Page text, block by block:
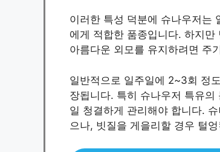
이러한 특성 덕분에 슈나우저는
에게 적합한 품종입니다. 하지
아름다운 외모를 유지하려면 주
일반적으로 일주일에 2~3회 정
장됩니다. 특히 슈나우저 특유
일 청결하게 관리해야 합니다.
으나, 빗질을 게을리할 경우 털